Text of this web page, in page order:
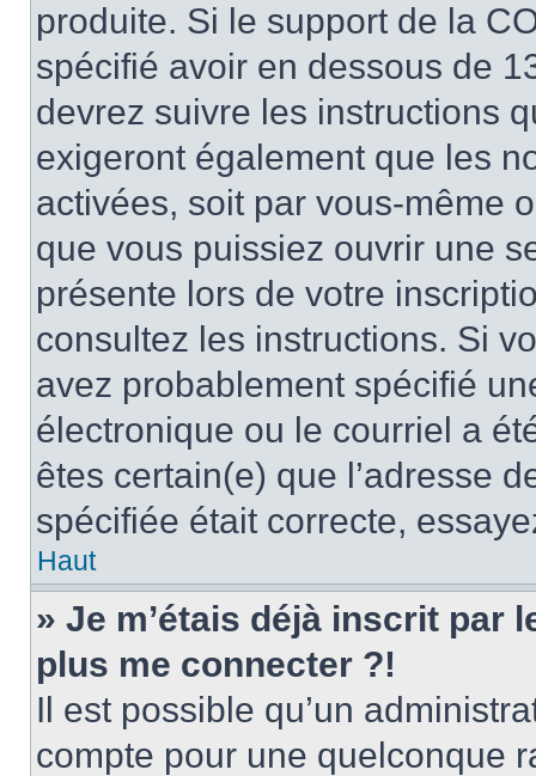
produite. Si le support de la
spécifié avoir en dessous de
devrez suivre les instructions
exigeront également que les
activées, soit par vous-même
que vous puissiez ouvrir une
présente lors de votre
consultez les instructions. Si
avez probablement spécifié
électronique ou le courriel a
êtes certain(e) que l’adresse
spécifiée était correcte,
Haut
» Je m’étais déjà inscrit par
plus me connecter ?!
Il est possible qu’un
compte pour une quelconque